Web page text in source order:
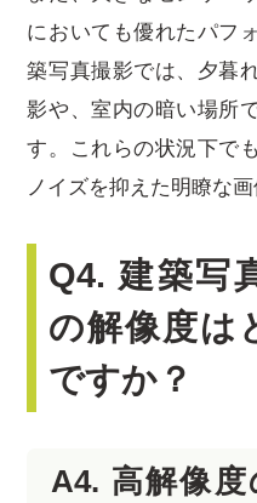
においても優れたパフ
築写真撮影では、夕暮
影や、室内の暗い場所
す。これらの状況下で
ノイズを抑えた明瞭な画
Q4. 建築写
の解像度は
ですか？
A4. 高解像